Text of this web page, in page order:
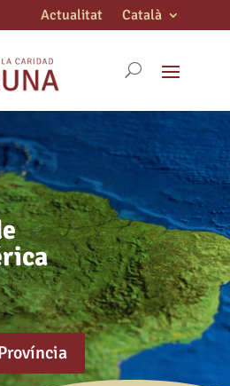
Actualitat Català